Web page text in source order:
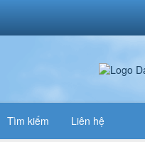
Tìm kiếm Liên hệ